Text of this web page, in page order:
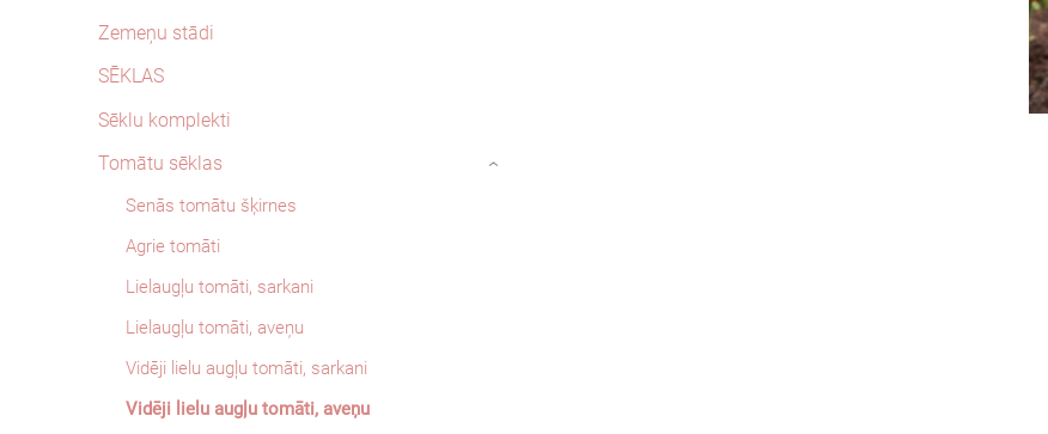
Zemeņu stādi
SĒKLAS
Sēklu komplekti
Tomātu sēklas
Senās tomātu šķirnes
Agrie tomāti
Lielaugļu tomāti, sarkani
Lielaugļu tomāti, aveņu
Vidēji lielu augļu tomāti, sarkani
Vidēji lielu augļu tomāti, aveņu
›